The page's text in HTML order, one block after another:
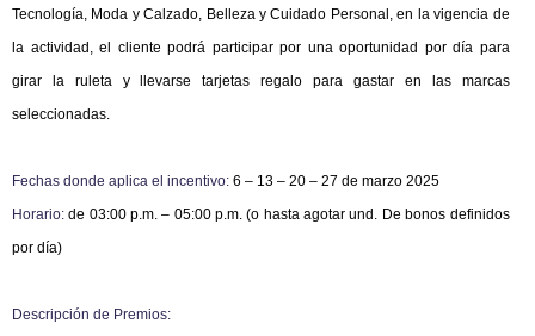
Tecnología, Moda y Calzado, Belleza y Cuidado Personal, en la vigencia de
la actividad, el cliente podrá participar por una oportunidad por día para
girar la ruleta y llevarse tarjetas regalo para gastar en las marcas
seleccionadas.
Fechas donde aplica el incentivo: 6 – 13 – 20 – 27 de marzo 2025
Horario: de 03:00 p.m. – 05:00 p.m. (o hasta agotar und. De bonos definidos
por día)
Descripción de Premios: